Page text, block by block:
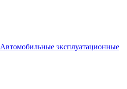
Автомобильные эксплуатационные